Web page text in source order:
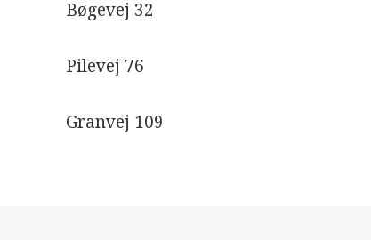
Bøgevej 32
Pilevej 76
Granvej 109